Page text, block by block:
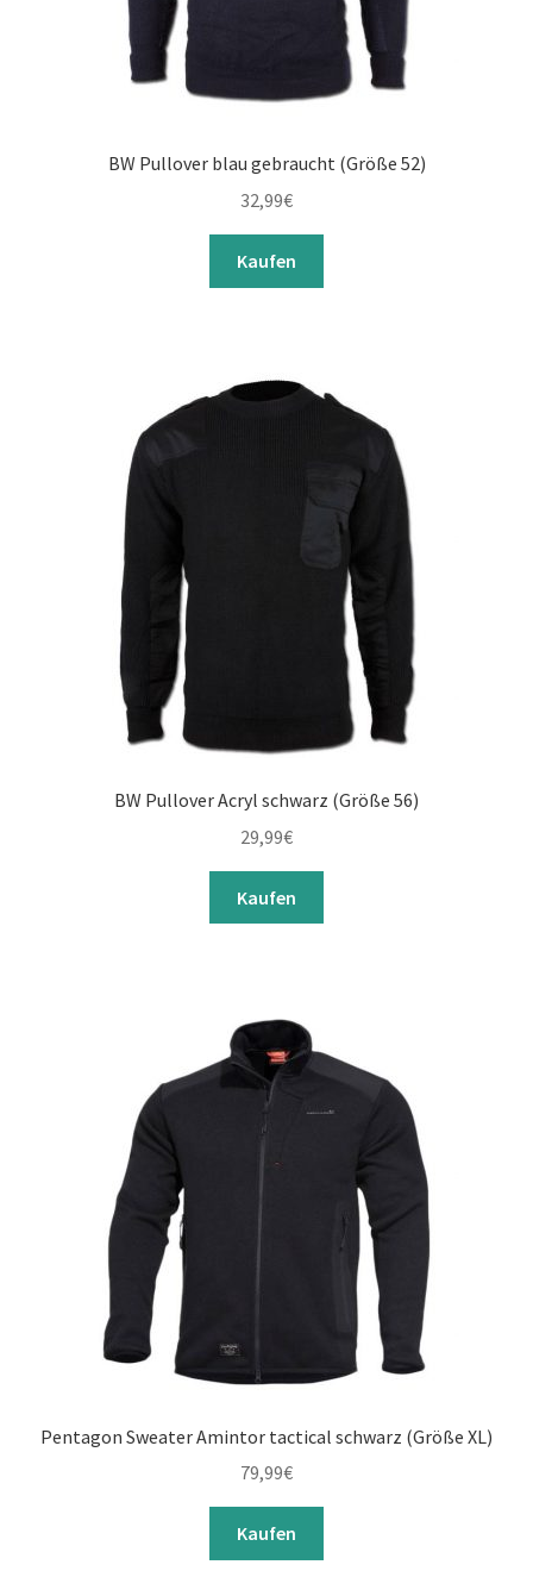
BW Pullover blau gebraucht (Größe 52)
32,99€
Kaufen
BW Pullover Acryl schwarz (Größe 56)
29,99€
Kaufen
Pentagon Sweater Amintor tactical schwarz (Größe XL)
79,99€
Kaufen